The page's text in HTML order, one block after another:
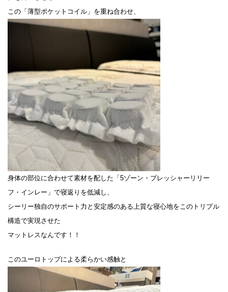
この「薄型ポケットコイル」を重ね合わせ、
身体の部位に合わせて素材を配した「5ゾーン・プレッシャーリリー
フ・インレー」で寝返りを低減し、
シーリー独自のサポート力と安定感のある上質な寝心地をこのトリプル
構造で実現させた
マットレスなんです！！
このユーロトップによる柔らかい感触と